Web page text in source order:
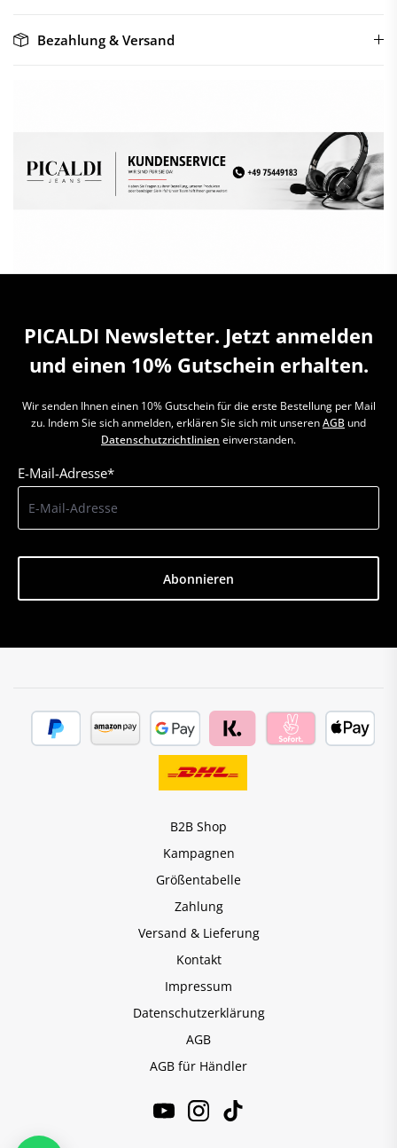
Bezahlung & Versand
PICALDI Newsletter. Jetzt anmelden
und einen 10% Gutschein erhalten.
Wir senden Ihnen einen 10% Gutschein für die erste Bestellung per Mail
zu. Indem Sie sich anmelden, erklären Sie sich mit unserenAGB und
Datenschutzrichtlinien einverstanden.
E-Mail-Adresse*
Abonnieren
B2B Shop
Kampagnen
Größentabelle
Zahlung
Versand & Lieferung
Kontakt
Impressum
Datenschutzerklärung
AGB
AGB für Händler